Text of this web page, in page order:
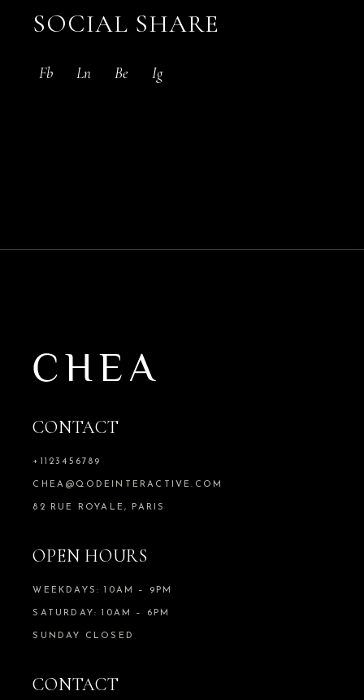
SOCIAL SHARE
Fb Ln Be Ig
CONTACT
+1123456789
CHEA@QODEINTERACTIVE.COM
82 RUE ROYALE, PARIS
OPEN HOURS
WEEKDAYS: 10AM – 9PM
SATURDAY: 10AM – 6PM
SUNDAY CLOSED
CONTACT